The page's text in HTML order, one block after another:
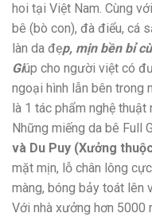
hoi tại Việt Nam. Cùng
bê (bò con), đà điểu, cá
làn da đẹp, mịn bền bỉ
Giúp cho người việt có
ngoại hình lẫn bên trong
là 1 tác phẩm nghệ thuật
Những miếng da bê Full
và Du Puy (Xưởng
mặt mịn, lỗ chân lông
màng, bóng bảy toát lên
Với nhà xưởng hơn 5000